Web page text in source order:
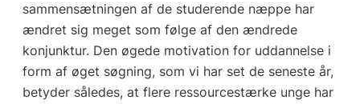
sammensætningen af de studerende næppe har
ændret sig meget som følge af den ændrede
konjunktur. Den øgede motivation for uddannelse i
form af øget søgning, som vi har set de seneste år,
betyder således, at flere ressourcestærke unge har